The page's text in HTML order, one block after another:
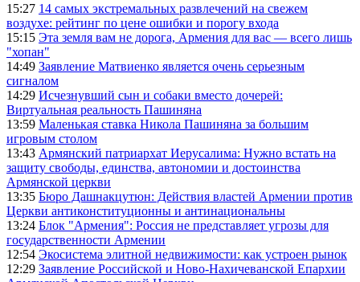
15:27 14 самых экстремальных развлечений на свежем
воздухе: рейтинг по цене ошибки и порогу входа
15:15 Эта земля вам не дорога, Армения для вас — всего лишь
"хопан"
14:49 Заявление Матвиенко является очень серьезным
сигналом
14:29 Исчезнувший сын и собаки вместо дочерей:
Виртуальная реальность Пашиняна
13:59 Маленькая ставка Никола Пашиняна за большим
игровым столом
13:43 Армянский патриархат Иерусалима: Нужно встать на
защиту свободы, единства, автономии и достоинства
Армянской церкви
13:35 Бюро Дашнакцутюн: Действия властей Армении против
Церкви антиконституционны и антинациональны
13:24 Блок "Армения": Россия не представляет угрозы для
государственности Армении
12:54 Экосистема элитной недвижимости: как устроен рынок
12:29 Заявление Российской и Ново-Нахичеванской Епархии